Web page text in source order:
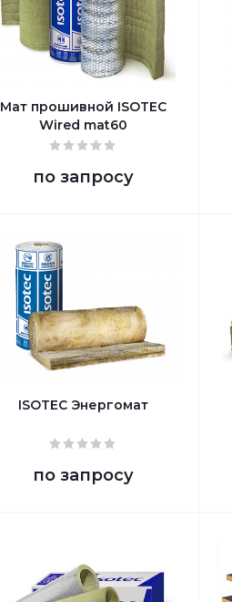
Мат прошивной ISOTEC
Wired mat60
по запросу
ISOTEC Энергомат
по запросу